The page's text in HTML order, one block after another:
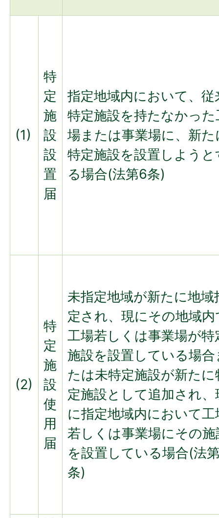
(1)
特
定
施
設
設
置
届
指定地域内において、従
特定施設を持たなかった
場または事業場に、新た
特定施設を設置しようと
る場合(法第6条)
(2)
特
定
施
設
使
用
届
未指定地域が新たに地域
定され、現にその地域内
工場若しくは事業場が特
施設を設置している場合
たは未特定施設が新たに
定施設として追加され、
に指定地域内において工
若しくは事業場にその施
を設置している場合(法
条)